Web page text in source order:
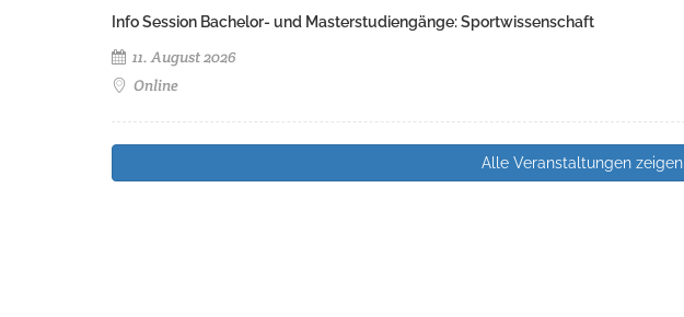
Info Session Bachelor- und Masterstudiengänge: Sportwissenschaft
11. August 2026
Online
Alle Veranstaltungen zeigen